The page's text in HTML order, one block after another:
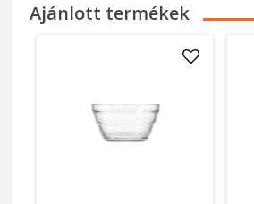
Ajánlott termékek